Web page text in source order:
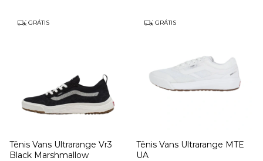
GRÁTIS
Tênis Vans Ultrarange Vr3
Black Marshmallow
GRÁTIS
Tênis Vans Ultrarange MTE
UA